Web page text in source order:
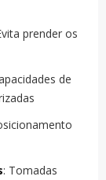
prender os
de
: Tomadas